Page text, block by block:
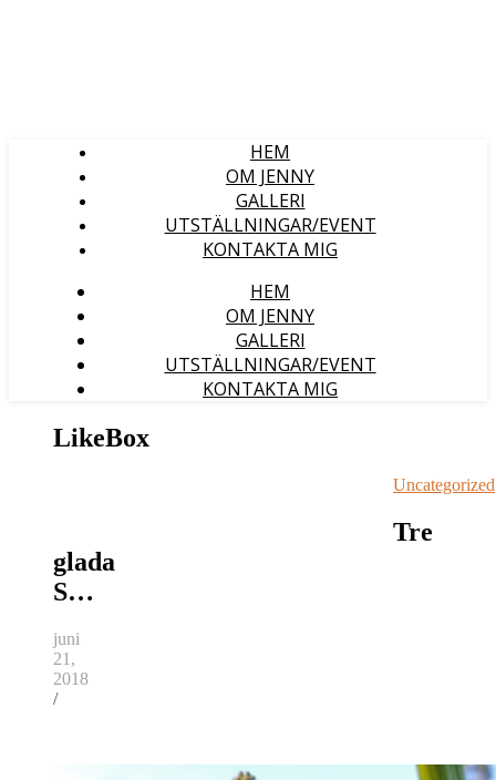
HEM
OM JENNY
GALLERI
UTSTÄLLNINGAR/EVENT
KONTAKTA MIG
HEM
OM JENNY
GALLERI
UTSTÄLLNINGAR/EVENT
KONTAKTA MIG
LikeBox
Uncategorized
Tre
glada
S…
juni
21,
2018
/